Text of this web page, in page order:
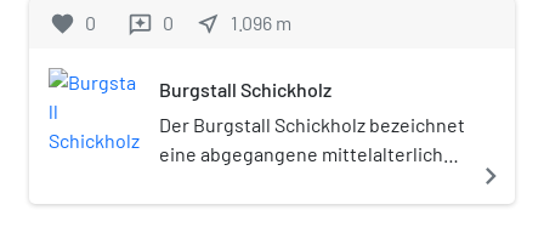
favorite 0 reviews 0 near_me 1.096 m
Burgstall Schickholz
Der Burgstall Schickholz bezeichnet
eine abgegangene mittelalterliche
südwestlich von Lengfeld, einem
navigate_next